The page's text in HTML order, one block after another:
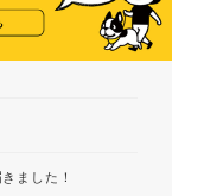
ました！